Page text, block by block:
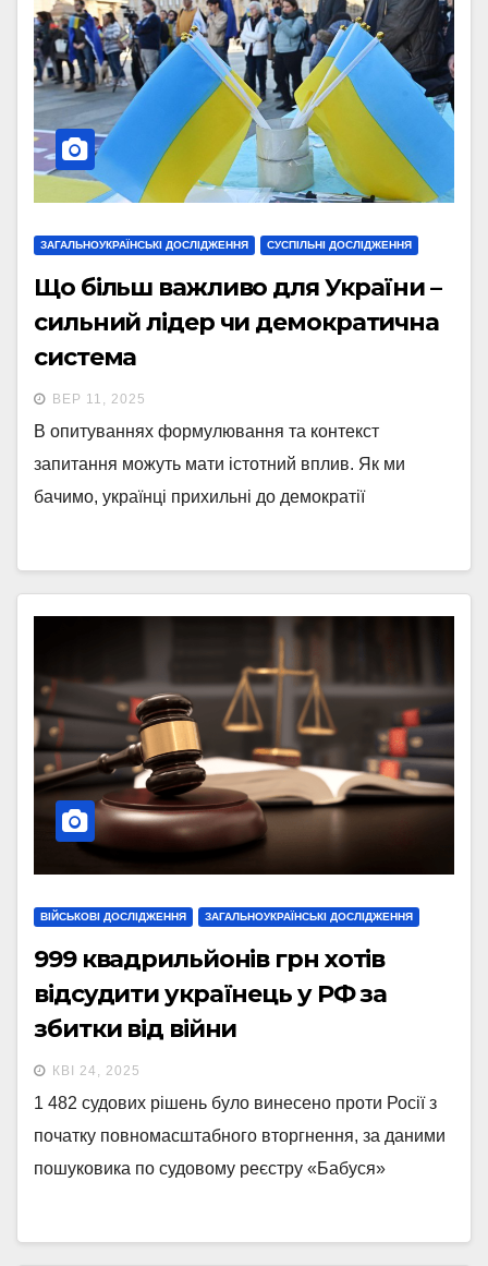
ЗАГАЛЬНОУКРАЇНСЬКІ ДОСЛІДЖЕННЯ СУСПІЛЬНІ ДОСЛІДЖЕННЯ
Що більш важливо для України –
сильний лідер чи демократична
система
ВЕР 11, 2025
В опитуваннях формулювання та контекст
запитання можуть мати істотний вплив. Як ми
бачимо, українці прихильні до демократії
ВІЙСЬКОВІ ДОСЛІДЖЕННЯ ЗАГАЛЬНОУКРАЇНСЬКІ ДОСЛІДЖЕННЯ
999 квадрильйонів грн хотів
відсудити українець у РФ за
збитки від війни
КВІ 24, 2025
1 482 судових рішень було винесено проти Росії з
початку повномасштабного вторгнення, за даними
пошуковика по судовому реєстру «Бабуся»